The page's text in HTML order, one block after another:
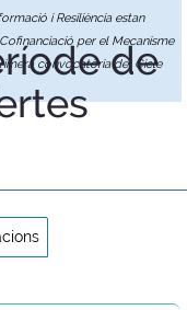
i Resiliència estan
per el Mecanisme
convocatòria del Cicle
de